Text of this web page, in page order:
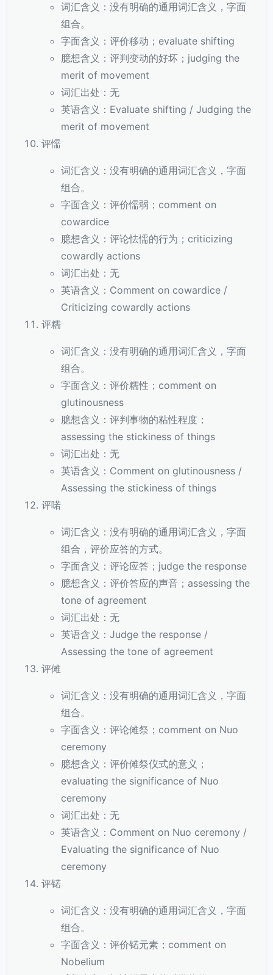
词汇含义：没有明确的通用词汇含义，字面
组合。
字面含义：评价移动；evaluate shifting
臆想含义：评判变动的好坏；judging the
merit of movement
词汇出处：无
英语含义：Evaluate shifting / Judging the
merit of movement
评懦
词汇含义：没有明确的通用词汇含义，字面
组合。
字面含义：评价懦弱；comment on
cowardice
臆想含义：评论怯懦的行为；criticizing
cowardly actions
词汇出处：无
英语含义：Comment on cowardice /
Criticizing cowardly actions
评糯
词汇含义：没有明确的通用词汇含义，字面
组合。
字面含义：评价糯性；comment on
glutinousness
臆想含义：评判事物的粘性程度；
assessing the stickiness of things
词汇出处：无
英语含义：Comment on glutinousness /
Assessing the stickiness of things
评喏
词汇含义：没有明确的通用词汇含义，字面
组合，评价应答的方式。
字面含义：评论应答；judge the response
臆想含义：评价答应的声音；assessing the
tone of agreement
词汇出处：无
英语含义：Judge the response /
Assessing the tone of agreement
评傩
词汇含义：没有明确的通用词汇含义，字面
组合。
字面含义：评论傩祭；comment on Nuo
ceremony
臆想含义：评价傩祭仪式的意义；
evaluating the significance of Nuo
ceremony
词汇出处：无
英语含义：Comment on Nuo ceremony /
Evaluating the significance of Nuo
ceremony
评锘
词汇含义：没有明确的通用词汇含义，字面
组合。
字面含义：评价锘元素；comment on
Nobelium